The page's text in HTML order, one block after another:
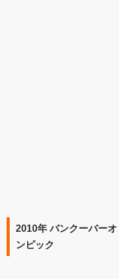
2010年 バンクーバー
ンピック